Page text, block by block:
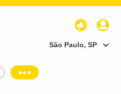
São Paulo, SP